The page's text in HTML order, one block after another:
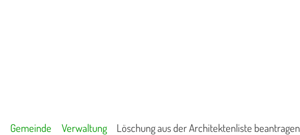
Gemeinde Verwaltung Löschung aus der Architektenliste beantragen